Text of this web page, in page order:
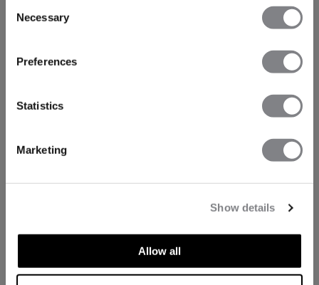
Selection
Necessary
Preferences
Statistics
Marketing
Show details
Allow all
TECHNISCHE ASPEKTE